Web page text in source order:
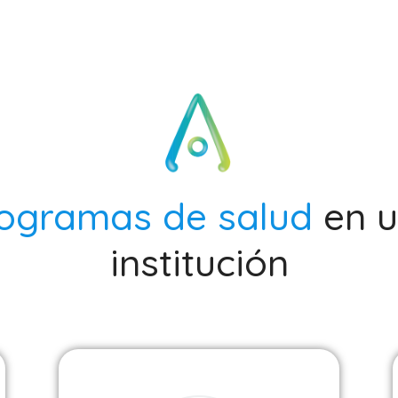
de salud en
institución